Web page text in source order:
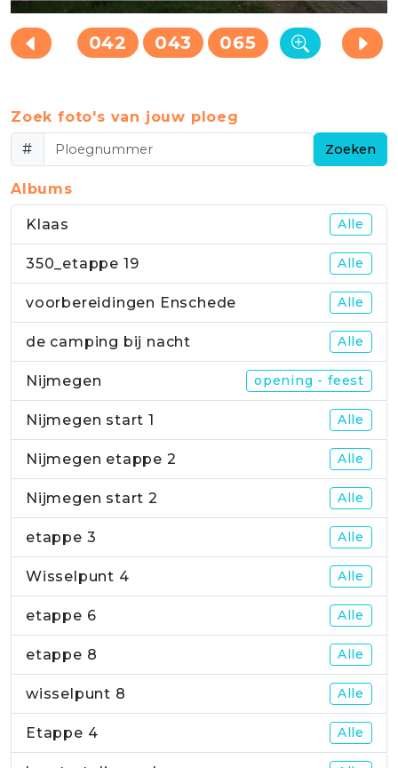
042 043 065
Zoek foto's van jouw ploeg
#
Zoeken
Albums
Klaas Alle
350_etappe 19 Alle
voorbereidingen Enschede Alle
de camping bij nacht Alle
Nijmegen opening - feest
Nijmegen start 1 Alle
Nijmegen etappe 2 Alle
Nijmegen start 2 Alle
etappe 3 Alle
Wisselpunt 4 Alle
etappe 6 Alle
etappe 8 Alle
wisselpunt 8 Alle
Etappe 4 Alle